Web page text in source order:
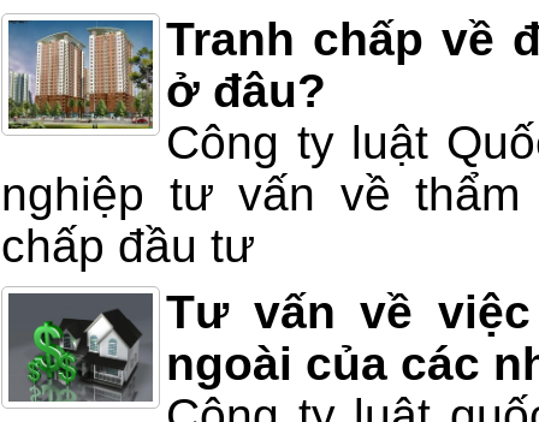
Tranh chấp về
ở đâu?
Công ty luật
nghiệp tư vấn về
chấp đầu tư
Tư vấn về
ngoài của các